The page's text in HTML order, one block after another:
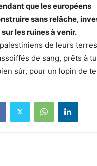
que les européens
sans relâche,
les ruines à venir.
de leurs
de sang, prêts à
sûr, pour un lopin de